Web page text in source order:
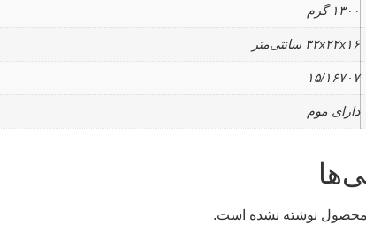
۱۳۰۰ گرم
۳۲x۲۲x۱۶ سانتی‌متر
۱۵/۱۶۷۰۷
دارای موم
محصول نوشته نشده است.